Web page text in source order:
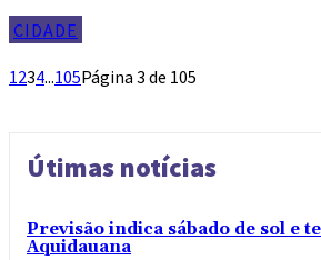
CIDADE
1234...105Página 3 de 105
Útimas notícias
Previsão indica sábado de sol e
Aquidauana